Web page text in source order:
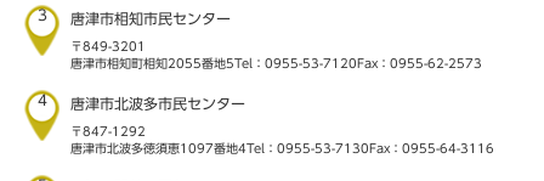
3 唐津市相知市民センター
〒849-3201
唐津市相知町相知2055番地5Tel：0955-53-7120 Fax：0955-62-2573
4 唐津市北波多市民センター
〒847-1292
唐津市北波多徳須恵1097番地4Tel：0955-53-7130 Fax：0955-64-3116